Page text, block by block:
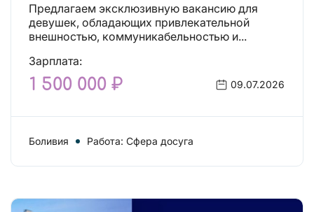
Предлагаем эксклюзивную вакансию для
девушек, обладающих привлекательной
внешностью, коммуникабельностью и...
Зарплата:
1 500 000 ₽ 09.07.2026
Боливия Работа: Сфера досуга